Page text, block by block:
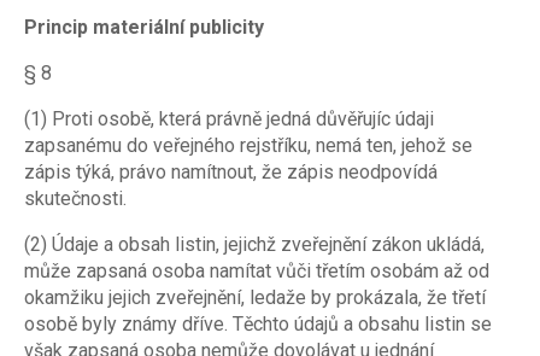
Princip materiální publicity
§ 8
(1) Proti osobě, která právně jedná důvěřujíc údaji
zapsanému do veřejného rejstříku, nemá ten, jehož se
zápis týká, právo namítnout, že zápis neodpovídá
skutečnosti.
(2) Údaje a obsah listin, jejichž zveřejnění zákon ukládá,
může zapsaná osoba namítat vůči třetím osobám až od
okamžiku jejich zveřejnění, ledaže by prokázala, že třetí
osobě byly známy dříve. Těchto údajů a obsahu listin se
však zapsaná osoba nemůže dovolávat u jednání